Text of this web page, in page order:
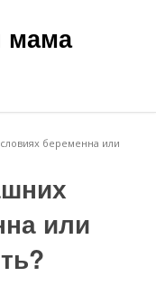
мама
беременна или
или